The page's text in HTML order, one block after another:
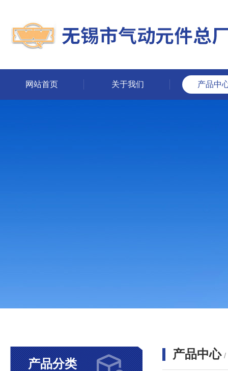
网站首页 关于我们 产品中
产品分类
产品中心 /